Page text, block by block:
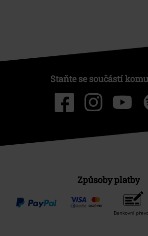
Staňte se součástí
Způsoby platby
Bankovní